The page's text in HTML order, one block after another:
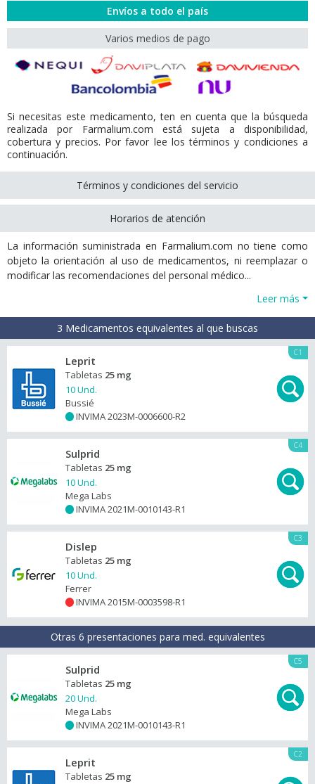
Envíos a todo el país
Varios medios de pago
Si necesitas este medicamento, ten en cuenta que la búsqueda
realizada por Farmalium.com está sujeta a disponibilidad,
cobertura y precios. Por favor lee los términos y condiciones a
continuación.
Términos y condiciones del servicio
Horarios de atención
La información suministrada en Farmalium.com no tiene como
objeto la orientación al uso de medicamentos, ni reemplazar o
modificar las recomendaciones del personal médico...
Leer más
3 Medicamentos equivalentes al que buscas
C1
Leprit
Tabletas 25 mg
10 Und.
Bussié
INVIMA 2023M-0006600-R2
C4
Sulprid
Tabletas 25 mg
10 Und.
Mega Labs
INVIMA 2021M-0010143-R1
C3
Dislep
Tabletas 25 mg
10 Und.
Ferrer
INVIMA 2015M-0003598-R1
Otras 6 presentaciones para med. equivalentes
C5
Sulprid
Tabletas 25 mg
20 Und.
Mega Labs
INVIMA 2021M-0010143-R1
C2
Leprit
Tabletas 25 mg